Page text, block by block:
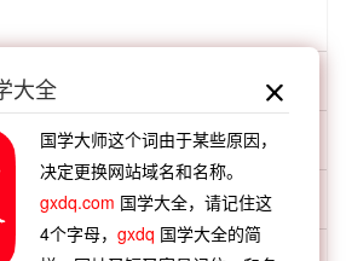
大全
国学大师这个词由于某些原因，
决定更换网站域名和名称。
gxdq.com 国学大全，请记住这
4个字母，gxdq 国学大全的简